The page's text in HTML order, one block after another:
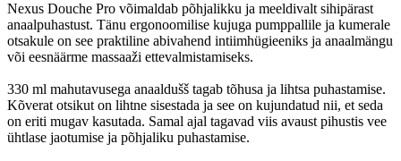
Nexus Douche Pro võimaldab põhjalikku ja meeldivalt sihipärast
anaalpuhastust. Tänu ergonoomilise kujuga pumppallile ja kumerale
otsakule on see praktiline abivahend intiimhügieeniks ja anaalmängu
või eesnäärme massaaži ettevalmistamiseks.
330 ml mahutavusega anaaldušš tagab tõhusa ja lihtsa puhastamise.
Kõverat otsikut on lihtne sisestada ja see on kujundatud nii, et seda
on eriti mugav kasutada. Samal ajal tagavad viis avaust pihustis vee
ühtlase jaotumise ja põhjaliku puhastamise.